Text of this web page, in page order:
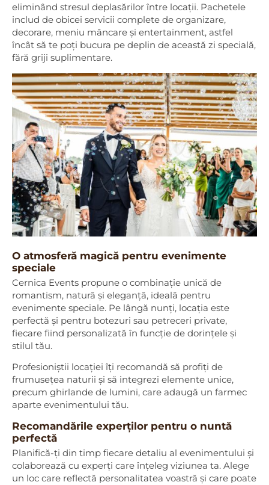
eliminând stresul deplasărilor între locații. Pachetele
includ de obicei servicii complete de organizare,
decorare, meniu mâncare și entertainment, astfel
încât să te poți bucura pe deplin de această zi specială,
fără griji suplimentare.
O atmosferă magică pentru evenimente
speciale
Cernica Events propune o combinație unică de
romantism, natură și eleganță, ideală pentru
evenimente speciale. Pe lângă nunți, locația este
perfectă și pentru botezuri sau petreceri private,
fiecare fiind personalizată în funcție de dorințele și
stilul tău.
Profesioniștii locației îți recomandă să profiți de
frumusețea naturii și să integrezi elemente unice,
precum ghirlande de lumini, care adaugă un farmec
aparte evenimentului tău.
Recomandările experților pentru o nuntă
perfectă
Planifică-ți din timp fiecare detaliu al evenimentului și
colaborează cu experți care înțeleg viziunea ta. Alege
un loc care reflectă personalitatea voastră și care poate